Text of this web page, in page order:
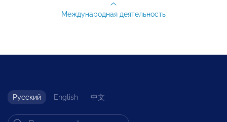
Международная деятельность
Русский English 中文